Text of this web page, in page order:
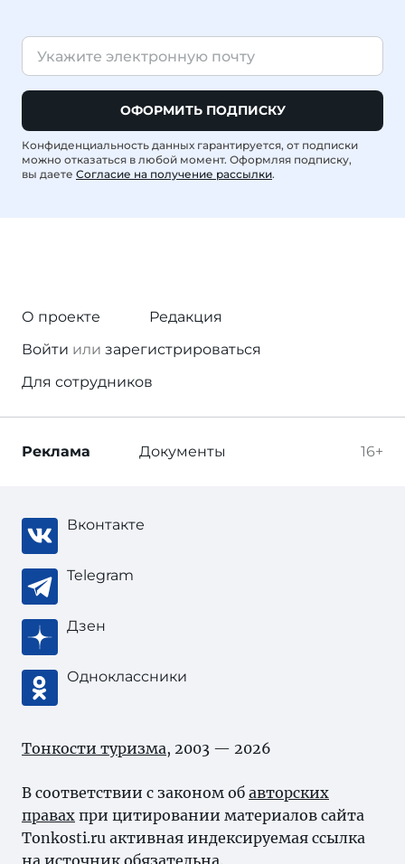
ОФОРМИТЬ ПОДПИСКУ
Конфиденциальность данных гарантируется, от подписки
можно отказаться в любой момент. Оформляя подписку,
вы даете Согласие на получение рассылки.
О проекте
Редакция
Войти или зарегистрироваться
Для сотрудников
16+
Реклама Документы
Вконтакте
Telegram
Дзен
Одноклассники
Тонкости туризма, 2003 — 2026
В соответствии с законом об авторских
правах при цитировании материалов сайта
Tonkosti.ru активная индексируемая ссылка
на источник обязательна.